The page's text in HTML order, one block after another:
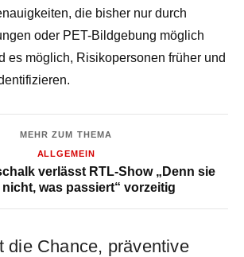
die bisher nur durch
oder PET-Bildgebung möglich
es möglich, Risikopersonen früher und
MEHR ZUM THEMA
ALLGEMEIN
verlässt RTL-Show „Denn sie
was passiert“ vorzeitig
die Chance, präventive